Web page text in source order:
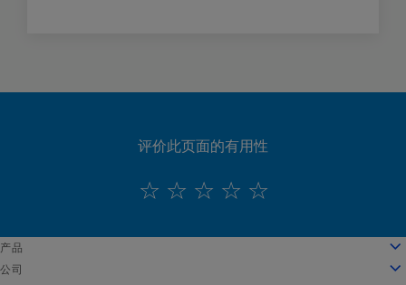
评价此页面的有用性
产品
云计算
公司
English
Deutsch
Español